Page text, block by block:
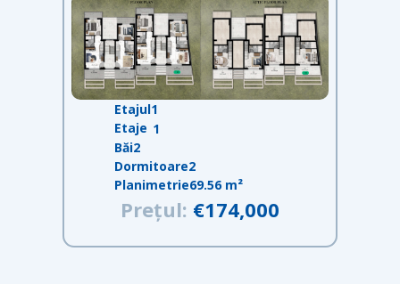
Etajul1
Etaje 1
Băi2
Dormitoare2
Planimetrie69.56 m²
Prețul: €174,000